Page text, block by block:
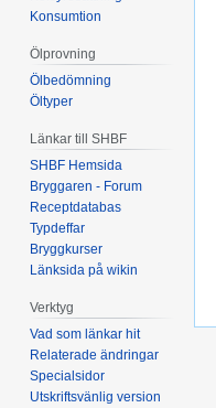
Konsumtion
Ölprovning
Ölbedömning
Öltyper
Länkar till SHBF
SHBF Hemsida
Bryggaren - Forum
Receptdatabas
Typdeffar
Bryggkurser
Länksida på wikin
Verktyg
Vad som länkar hit
Relaterade ändringar
Specialsidor
Utskriftsvänlig version